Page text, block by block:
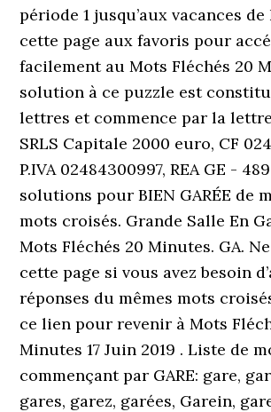
période 1 jusqu’aux vacances
cette page aux favoris pour
facilement au Mots Fléchés 20
solution à ce puzzle est
lettres et commence par la
SRLS Capitale 2000 euro, CF
P.IVA 02484300997, REA GE -
solutions pour BIEN GARÉE de
mots croisés. Grande Salle En
Mots Fléchés 20 Minutes. GA.
cette page si vous avez besoin
réponses du mêmes mots
ce lien pour revenir à Mots
Minutes 17 Juin 2019 . Liste de
commençant par GARE: gare,
gares, garez, garées, Garein,